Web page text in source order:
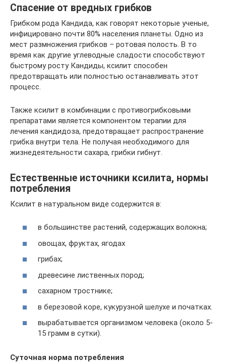
Спасение от вредных грибков
Грибком рода Кандида, как говорят некоторые ученые,
инфицировано почти 80% населения планеты. Одно из
мест размножения грибков – ротовая полость. В то
время как другие углеводные сладости способствуют
быстрому росту Кандиды, ксилит способен
предотвращать или полностью останавливать этот
процесс.
Также ксилит в комбинации с противогрибковыми
препаратами является компонентом терапии для
лечения кандидоза, предотвращает распространение
грибка внутри тела. Не получая необходимого для
жизнедеятельности сахара, грибки гибнут.
Естественные источники ксилита, нормы
потребления
Ксилит в натуральном виде содержится в:
в большинстве растений, содержащих волокна;
овощах, фруктах, ягодах
грибах;
древесине лиственных пород;
сахарном тростнике;
в березовой коре, кукурузной шелухе и початках.
вырабатывается организмом человека (около 5-
15 грамм в сутки).
Суточная норма потребления